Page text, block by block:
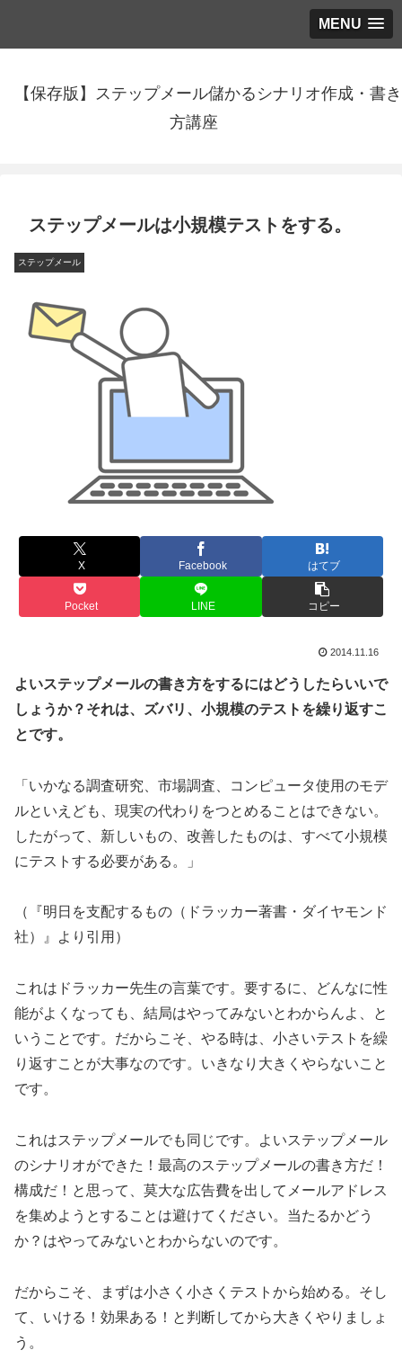
MENU
【保存版】ステップメール儲かるシナリオ作成・書き
方講座
ステップメールは小規模テストをする。
ステップメール
X Facebook はてブ
Pocket LINE コピー
2014.11.16
よいステップメールの書き方をするにはどうしたらいいで
しょうか？ それは、ズバリ、小規模のテストを繰り返すこ
とです。
「いかなる調査研究、市場調査、コンピュータ使用のモデ
ルといえども、現実の代わりをつとめることはできない。
したがって、新しいもの、改善したものは、すべて小規模
にテストする必要がある。」
（『明日を支配するもの（ドラッカー著書・ダイヤモンド
社）』より引用）
これはドラッカー先生の言葉です。要するに、どんなに性
能がよくなっても、結局はやってみないとわからんよ、と
いうことです。だからこそ、やる時は、小さいテストを繰
り返すことが大事なのです。いきなり大きくやらないこと
です。
これはステップメールでも同じです。よいステップメール
のシナリオができた！最高のステップメールの書き方だ！
構成だ！と思って、莫大な広告費を出してメールアドレス
を集めようとすることは避けてください。当たるかどう
か？はやってみないとわからないのです。
だからこそ、まずは小さく小さくテストから始める。そし
て、いける！効果ある！と判断してから大きくやりましょ
う。